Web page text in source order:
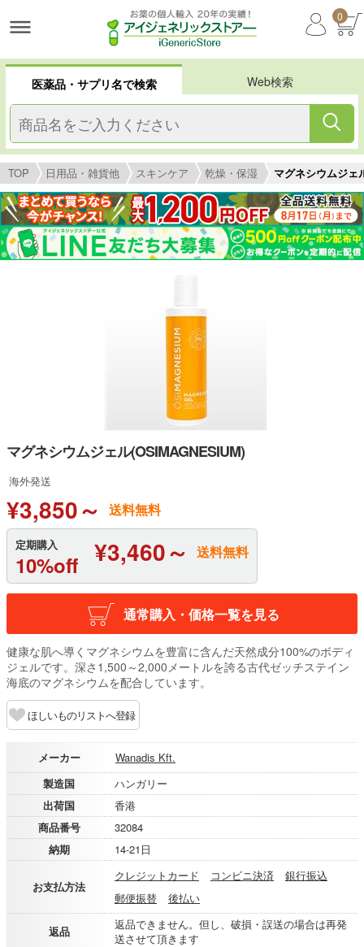
0
医薬品・サプリ名で検索 Web検索
TOP 日用品・雑貨他 スキンケア 乾燥・保湿 マグネシウムジェ
マグネシウムジェル(OSIMAGNESIUM)
海外発送
¥3,850～ 送料無料
定期購入
10%off ¥3,460～ 送料無料
通常購入・価格一覧を見る
健康な肌へ導くマグネシウムを豊富に含んだ天然成分100%のボディ
ジェルです。深さ1,500～2,000メートルを誇る古代ゼッチステイン
海底のマグネシウムを配合しています。
ほしいものリストへ登録
メーカー
Wanadis Kft.
製造国
ハンガリー
出荷国
香港
商品番号
32084
納期
14-21日
お支払方法
クレジットカード コンビニ決済
銀行振込
郵便振替
後払い
返品
返品できません。但し、破損・誤送の場合は再発
送させて頂きます